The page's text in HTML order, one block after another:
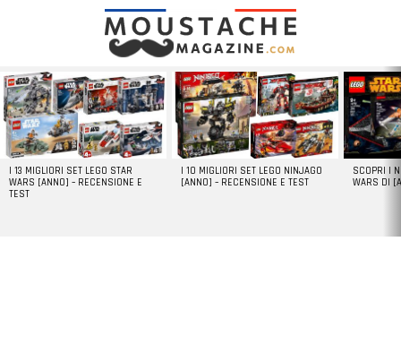
LATEST
STORIES
I 13 MIGLIORI SET LEGO STAR
WARS [ANNO] – RECENSIONE E
TEST
I 10 MIGLIORI SET LEGO NINJAGO
[ANNO] – RECENSIONE E TEST
SCOPRI I
WARS DI